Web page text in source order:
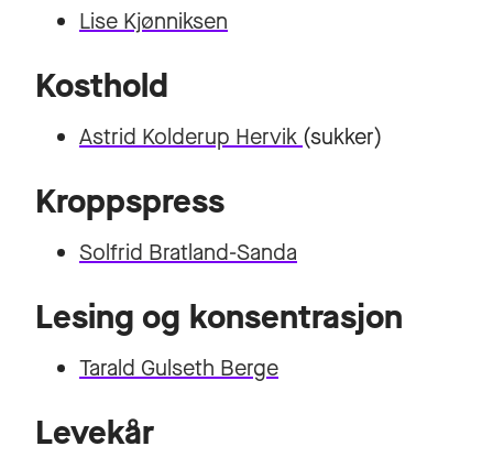
Lise Kjønniksen
Kosthold
Astrid Kolderup Hervik (sukker)
Kroppspress
Solfrid Bratland-Sanda
Lesing og konsentrasjon
Tarald Gulseth Berge
Levekår